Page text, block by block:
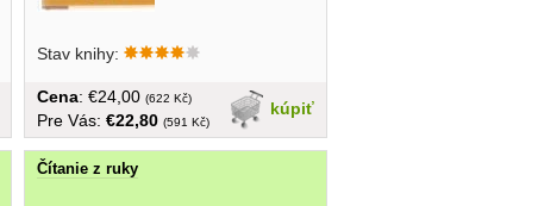
Stav knihy:
kúpiť
Cena: €24,00 (622 Kč)
Pre Vás: €22,80 (591 Kč)
Čítanie z ruky